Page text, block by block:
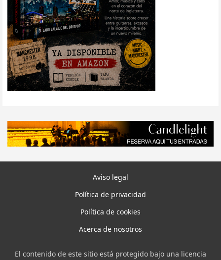
Aviso legal
Política de privacidad
Política de cookies
Acerca de nosotros
El contenido de este sitio está protegido bajo una licencia